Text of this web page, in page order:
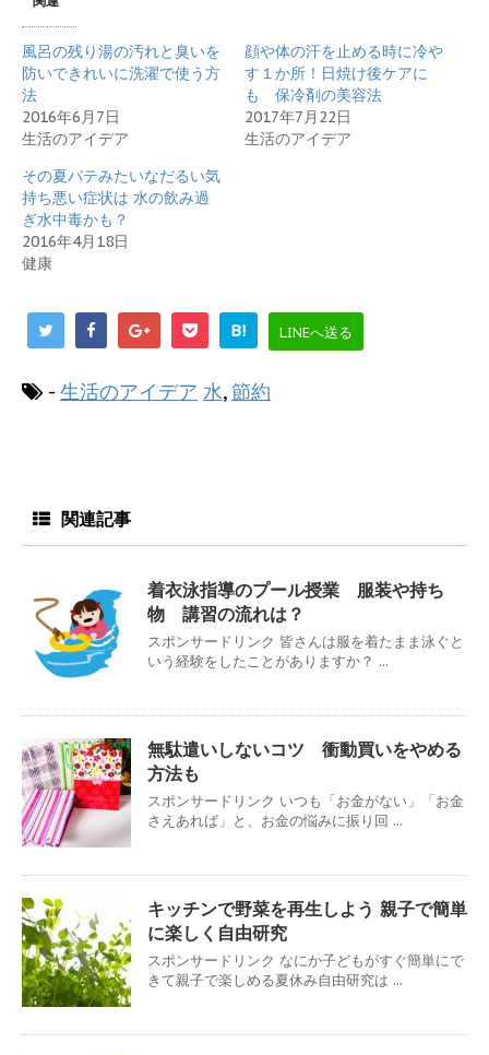
風呂の残り湯の汚れと臭いを
防いできれいに洗濯で使う方
法
2016年6月7日
生活のアイデア
顔や体の汗を止める時に冷や
す１か所！日焼け後ケアに
も 保冷剤の美容法
2017年7月22日
生活のアイデア
その夏バテみたいなだるい気
持ち悪い症状は 水の飲み過
ぎ水中毒かも？
2016年4月18日
健康
B! LINEへ送る
- 生活のアイデア 水,節約
関連記事
着衣泳指導のプール授業 服装や持ち
物 講習の流れは？
スポンサードリンク 皆さんは服を着たまま泳ぐと
いう経験をしたことがありますか？ ...
無駄遣いしないコツ 衝動買いをやめる
方法も
スポンサードリンク いつも「お金がない」「お金
さえあれば」と、お金の悩みに振り回 ...
キッチンで野菜を再生しよう 親子で簡単
に楽しく自由研究
スポンサードリンク なにか子どもがすぐ簡単にで
きて親子で楽しめる夏休み自由研究は ...